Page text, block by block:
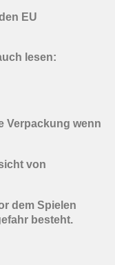
EU
lesen:
Verpackung wenn
von
dem Spielen
besteht.